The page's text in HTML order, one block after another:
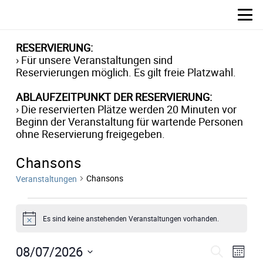
RESERVIERUNG:
› Für unsere Veranstaltungen sind
Reservierungen möglich. Es gilt freie Platzwahl.
ABLAUFZEITPUNKT DER RESERVIERUNG:
› Die reservierten Plätze werden 20 Minuten vor
Beginn der Veranstaltung für wartende Personen
ohne Reservierung freigegeben.
Chansons
Veranstaltungen Chansons
Veranstaltungen
HinweisEs sind keine anstehenden Veranstaltungen vorhanden.
SucheMonat
08/07/2026